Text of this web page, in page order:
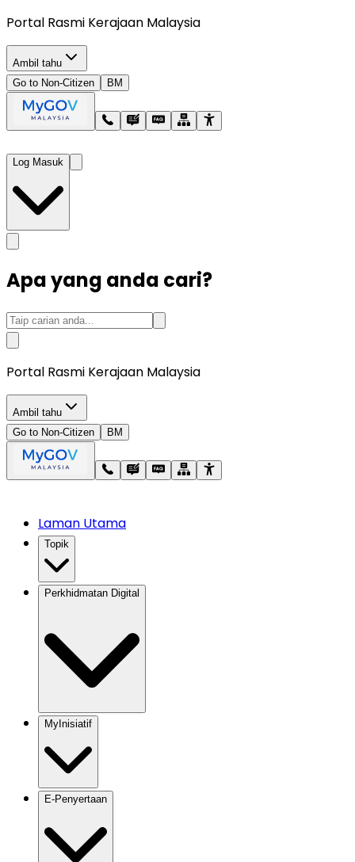
Portal Rasmi Kerajaan Malaysia
Ambil tahu
Go to Non-Citizen
BM
Log Masuk
Apa yang anda cari?
Portal Rasmi Kerajaan Malaysia
Ambil tahu
Go to Non-Citizen
BM
Laman Utama
Topik
Perkhidmatan Digital
MyInisiatif
E-Penyertaan